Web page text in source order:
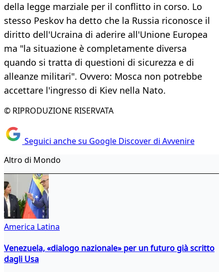
della legge marziale per il conflitto in corso. Lo
stesso Peskov ha detto che la Russia riconosce il
diritto dell'Ucraina di aderire all'Unione Europea
ma "la situazione è completamente diversa
quando si tratta di questioni di sicurezza e di
alleanze militari". Ovvero: Mosca non potrebbe
accettare l'ingresso di Kiev nella Nato.
© RIPRODUZIONE RISERVATA
Seguici anche su Google Discover di Avvenire
Altro di Mondo
America Latina
Venezuela, «dialogo nazionale» per un futuro già scritto
dagli Usa